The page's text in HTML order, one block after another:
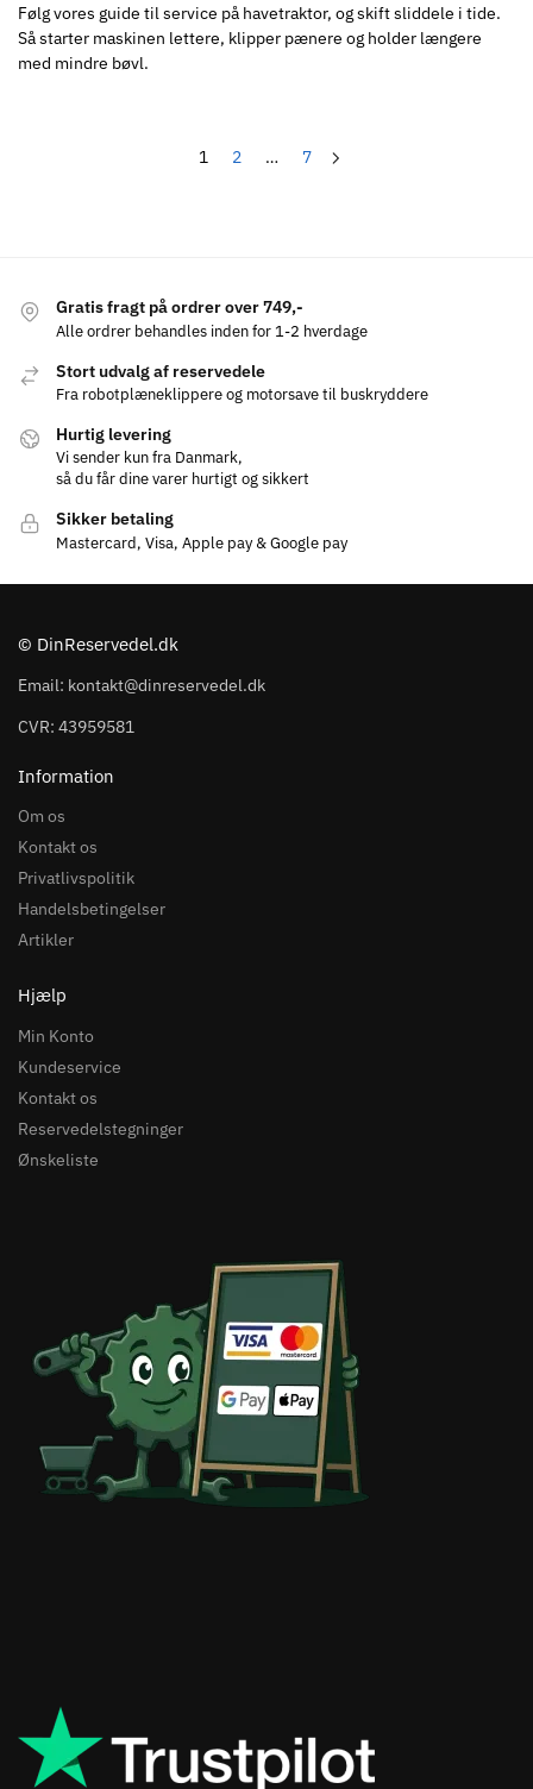
Følg vores guide til service på havetraktor, og skift sliddele i tide.
Så starter maskinen lettere, klipper pænere og holder længere
med mindre bøvl.
1 2 … 7
Gratis fragt på ordrer over 749,-
Alle ordrer behandles inden for 1-2 hverdage
Stort udvalg af reservedele
Fra robotplæneklippere og motorsave til buskryddere
Hurtig levering
Vi sender kun fra Danmark,
så du får dine varer hurtigt og sikkert
Sikker betaling
Mastercard, Visa, Apple pay & Google pay
© DinReservedel.dk
Email: kontakt@dinreservedel.dk
CVR: 43959581
Information
Om os
Kontakt os
Privatlivspolitik
Handelsbetingelser
Artikler
Hjælp
Min Konto
Kundeservice
Kontakt os
Reservedelstegninger
Ønskeliste